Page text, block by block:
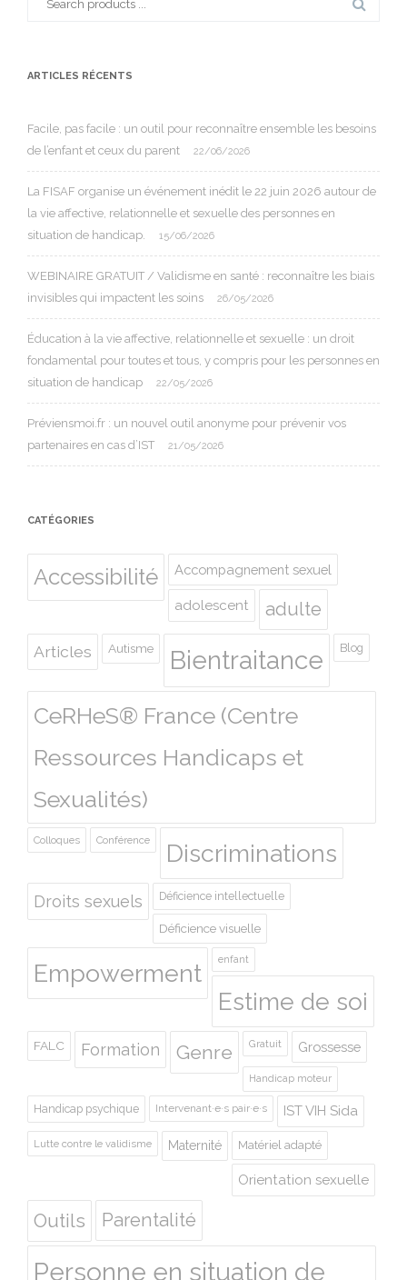
ARTICLES RÉCENTS
Facile, pas facile : un outil pour reconnaître ensemble les besoins
de l’enfant et ceux du parent
22/06/2026
La FISAF organise un événement inédit le 22 juin 2026 autour de
la vie affective, relationnelle et sexuelle des personnes en
situation de handicap.
15/06/2026
WEBINAIRE GRATUIT / Validisme en santé : reconnaître les biais
invisibles qui impactent les soins
26/05/2026
Éducation à la vie affective, relationnelle et sexuelle : un droit
fondamental pour toutes et tous, y compris pour les personnes en
situation de handicap
22/05/2026
Préviensmoi.fr : un nouvel outil anonyme pour prévenir vos
partenaires en cas d’IST
21/05/2026
CATÉGORIES
Accessibilité Accompagnement sexuel
adolescent adulte
Articles Autisme Bientraitance Blog
CeRHeS® France (Centre
Ressources Handicaps et
Sexualités)
Colloques Conférence Discriminations
Droits sexuels Déficience intellectuelle
Déficience visuelle
Empowerment enfant
Estime de soi
FALC Formation Genre Gratuit Grossesse
Handicap moteur
Handicap psychique Intervenant·e·s pair·e·s IST VIH Sida
Lutte contre le validisme Maternité Matériel adapté
Orientation sexuelle
Outils Parentalité
Personne en situation de